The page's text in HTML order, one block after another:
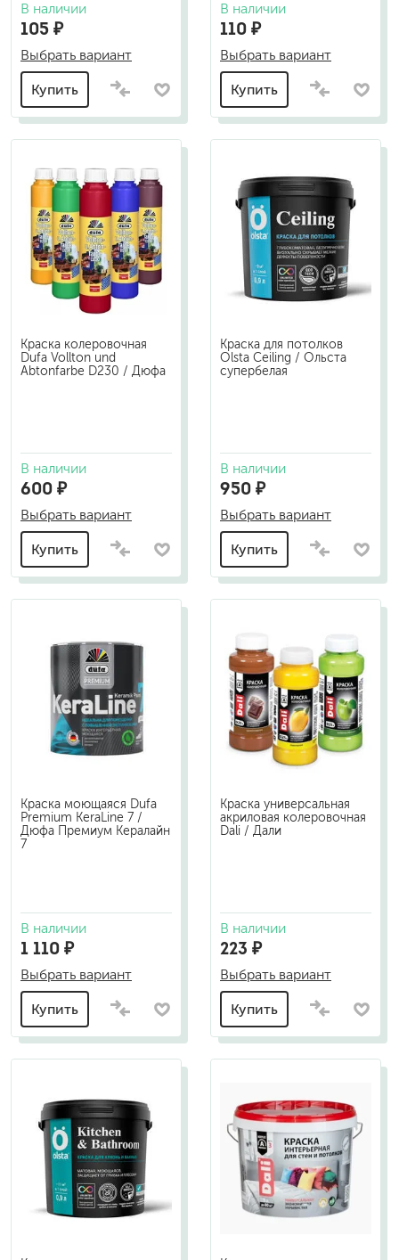
В наличии
105 ₽
Выбрать вариант
Купить
В наличии
110 ₽
Выбрать вариант
Купить
Краска колеровочная
Dufa Vollton und
Abtonfarbe D230 / Дюфа
В наличии
600 ₽
Выбрать вариант
Купить
Краска для потолков
Olsta Ceiling / Ольста
супербелая
В наличии
950 ₽
Выбрать вариант
Купить
Краска моющаяся Dufa
Premium KeraLine 7 /
Дюфа Премиум Кералайн
7
В наличии
1 110 ₽
Выбрать вариант
Купить
Краска универсальная
акриловая колеровочная
Dali / Дали
В наличии
223 ₽
Выбрать вариант
Купить